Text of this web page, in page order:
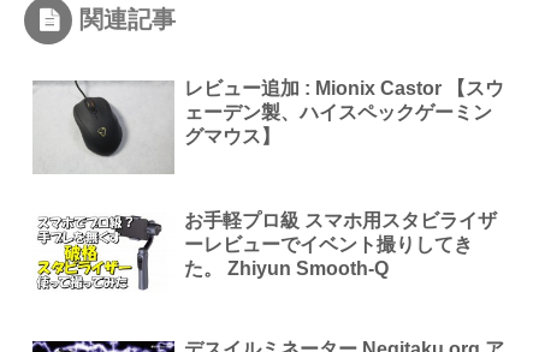
関連記事
レビュー追加 : Mionix Castor 【スウ
ェーデン製、ハイスペックゲーミン
グマウス】
お手軽プロ級 スマホ用スタビライザ
ーレビューでイベント撮りしてき
た。 Zhiyun Smooth-Q